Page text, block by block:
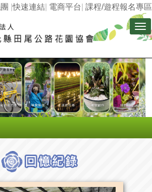
課程/遊程報名專區
電商平台
快速連結
|